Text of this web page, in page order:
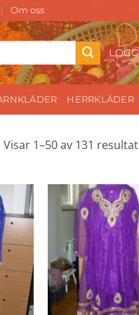
Om oss
HERRKLÄDER
Visar 1–50 av 131 resultat